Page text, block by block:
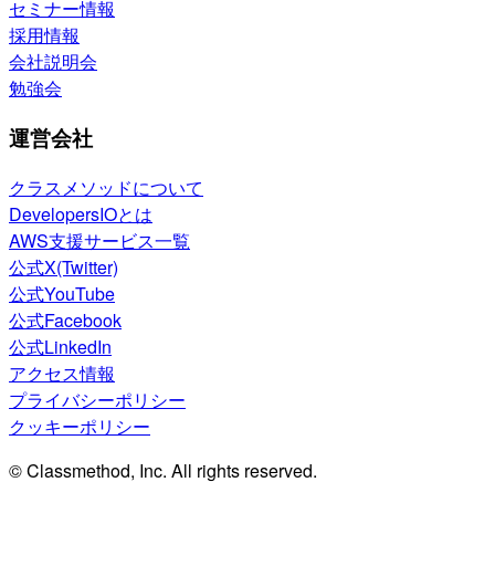
セミナー情報
採用情報
会社説明会
勉強会
運営会社
クラスメソッドについて
DevelopersIOとは
AWS支援サービス一覧
公式X(Twitter)
公式YouTube
公式Facebook
公式LinkedIn
アクセス情報
プライバシーポリシー
クッキーポリシー
© Classmethod, Inc. All rights reserved.